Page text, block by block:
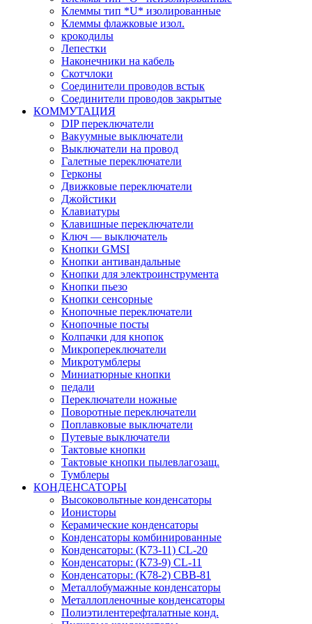
Клеммы тип *U* изолированные
Клеммы флажковые изол.
крокодилы
Лепестки
Наконечники на кабель
Скотчлоки
Соединители проводов встык
Соединители проводов закрытые
КОММУТАЦИЯ
DIP переключатели
Вакуумные выключатели
Выключатели на провод
Галетные переключатели
Герконы
Движковые переключатели
Джойстики
Клавиатуры
Клавишные переключатели
Ключ — выключатель
Кнопки GMSI
Кнопки антивандальные
Кнопки для электроинструмента
Кнопки пьезо
Кнопки сенсорные
Кнопочные переключатели
Кнопочные посты
Колпачки для кнопок
Микропереключатели
Микротумблеры
Миниатюрные кнопки
педали
Переключатели ножные
Поворотные переключатели
Поплавковые выключатели
Путевые выключатели
Тактовые кнопки
Тактовые кнопки пылевлагозащ.
Тумблеры
КОНДЕНСАТОРЫ
Высоковольтные конденсаторы
Ионисторы
Керамические конденсаторы
Конденсаторы комбинированные
Конденсаторы: (К73-11) CL-20
Конденсаторы: (К73-9) CL-11
Конденсаторы: (К78-2) CBB-81
Металлобумажные конденсаторы
Металлопленочные конденсаторы
Полиэтилентерефталатные конд.